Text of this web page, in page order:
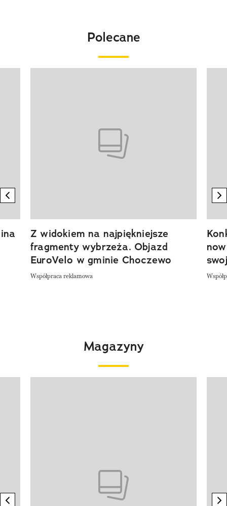
Polecane
previous element
Z widokiem na najpiękniejsze
fragmenty wybrzeża. Objazd
EuroVelo w gminie Choczewo
Współpraca reklamowa
Magazyny
previous element